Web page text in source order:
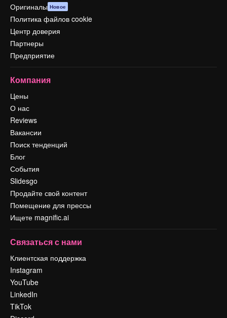
Оригиналы Новое
Политика файлов cookie
Центр доверия
Партнеры
Предприятие
Компания
Цены
О нас
Reviews
Вакансии
Поиск тенденций
Блог
События
Slidesgo
Продайте свой контент
Помещение для прессы
Ищете magnific.ai
Связаться с нами
Клиентская поддержка
Instagram
YouTube
LinkedIn
TikTok